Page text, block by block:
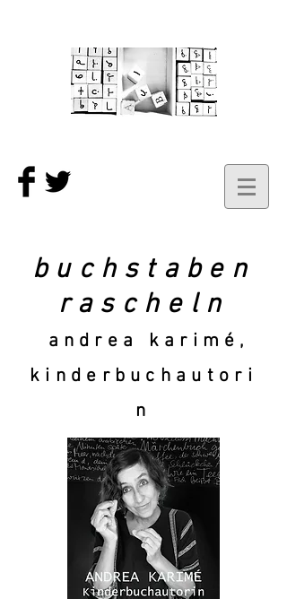
buchstaben
rascheln
andrea karimé,
kinderbuchautori
n